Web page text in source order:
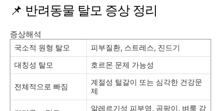
📌 반려동물 탈모 증상 정리
증상해석
국소적 원형 탈모
피부질환, 스트레스, 진드기
대칭성 탈모
호르몬 문제 가능성
전체적으로 빠짐
계절성 털갈이 또는 심각한 건강문
제
알레르기성 피부염, 곰팡이, 벼룩 감